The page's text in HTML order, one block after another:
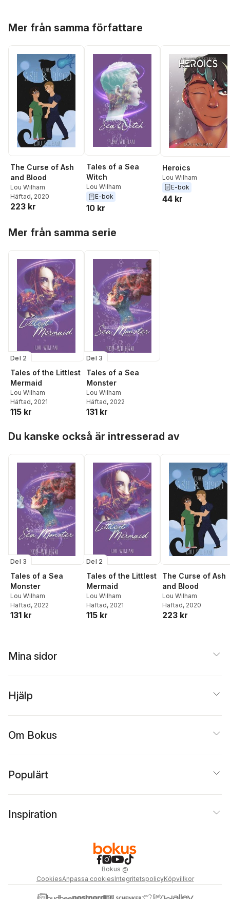
Mer från samma författare
The Curse of Ash
and Blood
Lou Wilham
Häftad, 2020
223 kr
Tales of a Sea
Witch
Lou Wilham
E-bok
10 kr
Heroics
Lou Wilham
E-bok
44 kr
Mer från samma serie
Del 2
Tales of the Littlest
Mermaid
Lou Wilham
Häftad, 2021
115 kr
Del 3
Tales of a Sea
Monster
Lou Wilham
Häftad, 2022
131 kr
Du kanske också är intresserad av
Del 3
Tales of a Sea
Monster
Lou Wilham
Häftad, 2022
131 kr
Del 2
Tales of the Littlest
Mermaid
Lou Wilham
Häftad, 2021
115 kr
The Curse of Ash
and Blood
Lou Wilham
Häftad, 2020
223 kr
Mina sidor
Hjälp
Om Bokus
Populärt
Inspiration
Bokus @
CookiesAnpassa cookiesIntegritetspolicyKöpvillkor